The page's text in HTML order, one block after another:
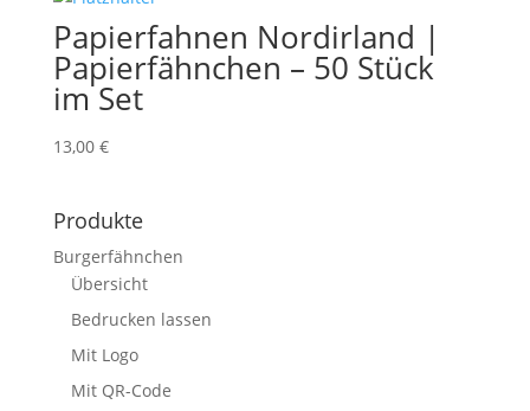
Papierfahnen Nordirland |
Papierfähnchen – 50 Stück
im Set
13,00 €
Produkte
Burgerfähnchen
Übersicht
Bedrucken lassen
Mit Logo
Mit QR-Code